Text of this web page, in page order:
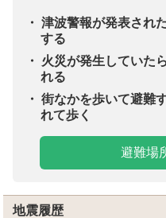
津波警報が発表され
する
火災が発生していた
れる
街なかを歩いて避難
れて歩く
避難場
地震履歴